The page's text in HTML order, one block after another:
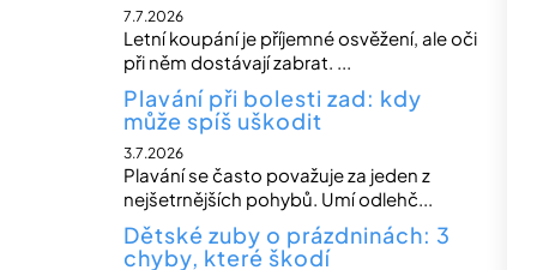
7.7.2026
Letní koupání je příjemné osvěžení, ale oči
při něm dostávají zabrat. ...
Plavání při bolesti zad: kdy
může spíš uškodit
3.7.2026
Plavání se často považuje za jeden z
nejšetrnějších pohybů. Umí odlehč...
Dětské zuby o prázdninách: 3
chyby, které škodí